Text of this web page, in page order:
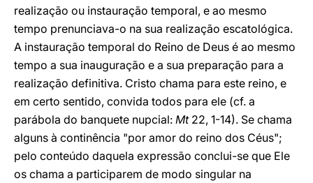
realização ou instauração temporal, e ao mesmo
tempo prenunciava-o na sua realização escatológica.
A instauração temporal do Reino de Deus é ao mesmo
tempo a sua inauguração e a sua preparação para a
realização definitiva. Cristo chama para este reino, e
em certo sentido, convida todos para ele (cf. a
parábola do banquete nupcial: Mt22, 1-14). Se chama
alguns à continência "por amor do reino dos Céus";
pelo conteúdo daquela expressão conclui-se que Ele
os chama a participarem de modo singular na